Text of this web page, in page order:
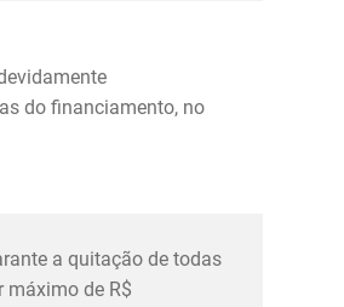
do financiamento, no
a quitação de todas
máximo de R$